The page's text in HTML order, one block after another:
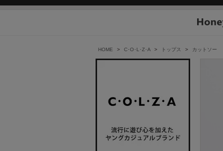
HOME > C･O･L･Z･A > トップス > カットソー